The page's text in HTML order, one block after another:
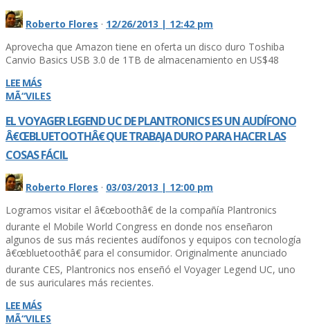
Roberto Flores · 12/26/2013 | 12:42 pm
Aprovecha que Amazon tiene en oferta un disco duro Toshiba
Canvio Basics USB 3.0 de 1TB de almacenamiento en US$48
LEE MÁS
MÃ“VILES
EL VOYAGER LEGEND UC DE PLANTRONICS ES UN AUDÍ­FONO
Â€ŒBLUETOOTHÂ€ QUE TRABAJA DURO PARA HACER LAS
COSAS FÁCIL
Roberto Flores · 03/03/2013 | 12:00 pm
Logramos visitar el â€œboothâ€ de la compañí­a Plantronics
durante el Mobile World Congress en donde nos enseñaron
algunos de sus más recientes audí­fonos y equipos con tecnologí­a
â€œbluetoothâ€ para el consumidor. Originalmente anunciado
durante CES, Plantronics nos enseñó el Voyager Legend UC, uno
de sus auriculares más recientes.
LEE MÁS
MÃ“VILES